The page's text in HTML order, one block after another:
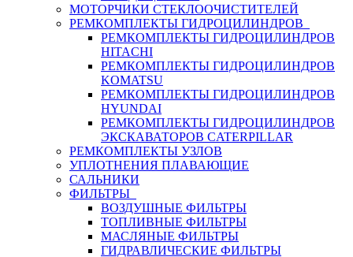
МОТОРЧИКИ СТЕКЛООЧИСТИТЕЛЕЙ
РЕМКОМПЛЕКТЫ ГИДРОЦИЛИНДРОВ
РЕМКОМПЛЕКТЫ ГИДРОЦИЛИНДРОВ
HITACHI
РЕМКОМПЛЕКТЫ ГИДРОЦИЛИНДРОВ
KOMATSU
РЕМКОМПЛЕКТЫ ГИДРОЦИЛИНДРОВ
HYUNDAI
РЕМКОМПЛЕКТЫ ГИДРОЦИЛИНДРОВ
ЭКСКАВАТОРОВ CATERPILLAR
РЕМКОМПЛЕКТЫ УЗЛОВ
УПЛОТНЕНИЯ ПЛАВАЮЩИЕ
САЛЬНИКИ
ФИЛЬТРЫ
ВОЗДУШНЫЕ ФИЛЬТРЫ
ТОПЛИВНЫЕ ФИЛЬТРЫ
МАСЛЯНЫЕ ФИЛЬТРЫ
ГИДРАВЛИЧЕСКИЕ ФИЛЬТРЫ